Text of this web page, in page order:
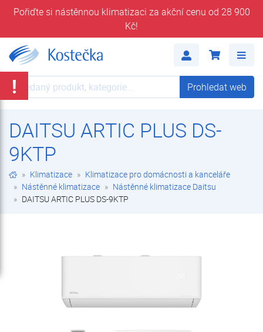
Pořiďte si nástěnnou klimatizaci za akční cenu od 28 900
Kč!
Prohledat web Prohledat web
DAITSU ARTIC PLUS DS-
9KTP
Klimatizace
Klimatizace pro domácnosti a kanceláře
Nástěnné klimatizace
Nástěnné klimatizace Daitsu
DAITSU ARTIC PLUS DS-9KTP
!